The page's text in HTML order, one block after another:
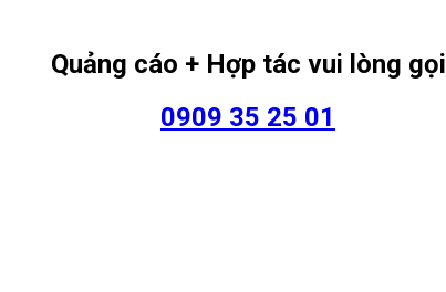
Quảng cáo + Hợp tác vui lòng gọi
0909 35 25 01